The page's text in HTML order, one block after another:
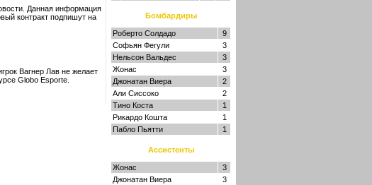
Данная информация
контракт подпишут на
Вагнер Лав не желает
Globo Esporte.
Бомбардиры
Роберто Солдадо
9
Софьян Фегули
3
Нельсон Вальдес
3
Жонас
3
Джонатан Виера
2
Али Сиссоко
2
Тино Коста
1
Рикардо Кошта
1
Пабло Пьятти
1
Ассистенты
Жонас
3
Джонатан Виера
3